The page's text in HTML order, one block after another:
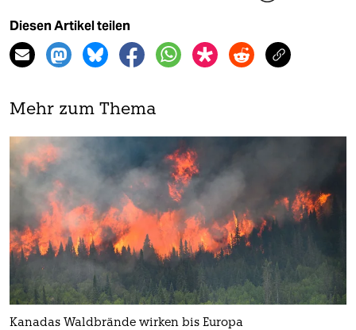
Diesen Artikel teilen
Mehr zum Thema
Kanadas Waldbrände wirken bis Europa